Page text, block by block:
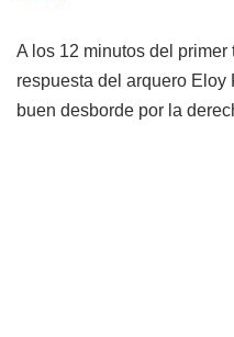
A los 12 minutos del
respuesta del arquero Eloy
buen desborde por la